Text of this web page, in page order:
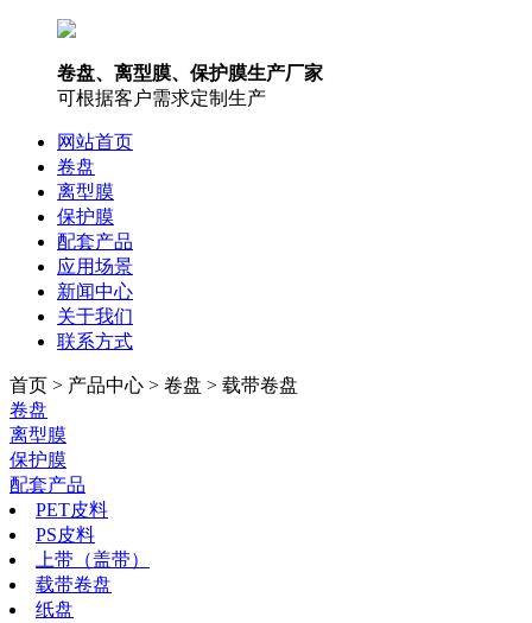
卷盘、离型膜、保护膜生产厂家
可根据客户需求定制生产
网站首页
卷盘
离型膜
保护膜
配套产品
应用场景
新闻中心
关于我们
联系方式
首页 > 产品中心 > 卷盘 > 载带卷盘
卷盘
离型膜
保护膜
配套产品
PET皮料
PS皮料
上带（盖带）
载带卷盘
纸盘